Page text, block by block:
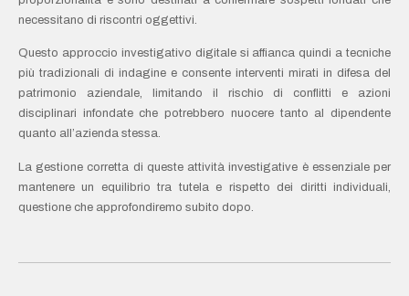
necessitano di riscontri oggettivi.
Questo approccio investigativo digitale si affianca quindi a tecniche
più tradizionali di indagine e consente interventi mirati in difesa del
patrimonio aziendale, limitando il rischio di conflitti e azioni
disciplinari infondate che potrebbero nuocere tanto al dipendente
quanto all’azienda stessa.
La gestione corretta di queste attività investigative è essenziale per
mantenere un equilibrio tra tutela e rispetto dei diritti individuali,
questione che approfondiremo subito dopo.